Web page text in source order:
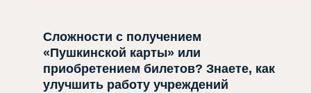
Сложности с получением
«Пушкинской карты» или
приобретением билетов? Знаете, как
улучшить работу учреждений